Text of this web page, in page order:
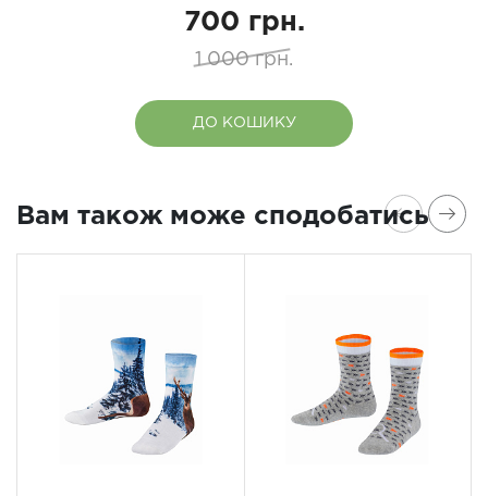
700 грн.
1 000 грн.
ДО КОШИКУ
Вам також може сподобатись